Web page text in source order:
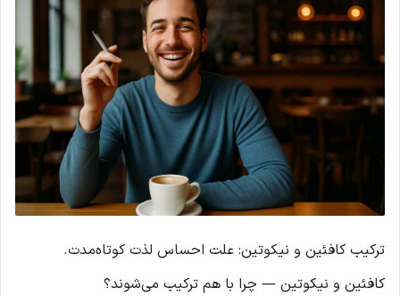
ترکیب کافئین و نیکوتین: علت احساس لذت کوتاه‌مدت.
کافئین و نیکوتین — چرا با هم ترکیب می‌شوند؟